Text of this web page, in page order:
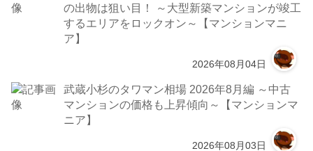
の出物は狙い目！ ～大型新築マンションが竣工
するエリアをロックオン～【マンションマニ
ア】
2026年08月04日
武蔵小杉のタワマン相場 2026年8月編 ～中古
マンションの価格も上昇傾向～【マンションマ
ニア】
2026年08月03日